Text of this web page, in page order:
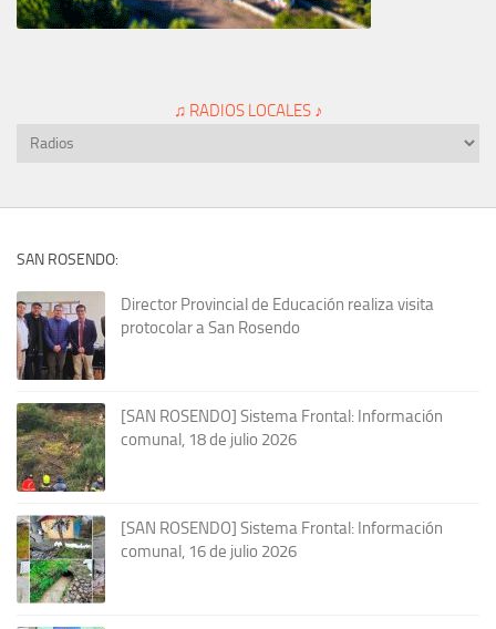
♫ RADIOS LOCALES ♪
SAN ROSENDO:
Director Provincial de Educación realiza visita
protocolar a San Rosendo
[SAN ROSENDO] Sistema Frontal: Información
comunal, 18 de julio 2026
[SAN ROSENDO] Sistema Frontal: Información
comunal, 16 de julio 2026